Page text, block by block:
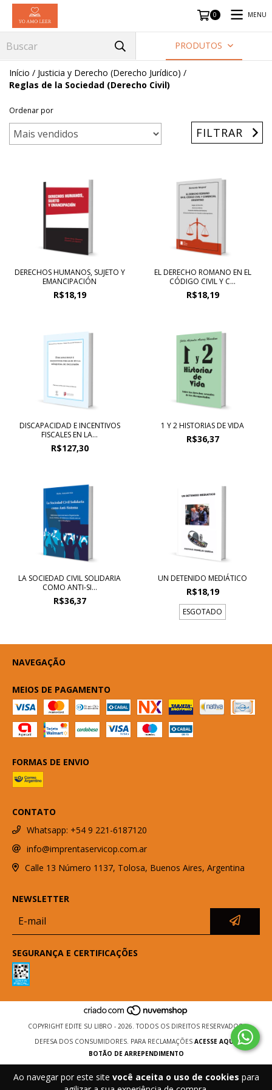
Ao navegar por este site você aceita o uso de cookies para
0 MENU
PRODUTOS
Início / Justicia y Derecho (Derecho Jurídico) /
Reglas de la Sociedad (Derecho Civil)
Ordenar por
FILTRAR
DERECHOS HUMANOS, SUJETO Y
EMANCIPACIÓN
R$18,19
EL DERECHO ROMANO EN EL
CÓDIGO CIVIL Y C...
R$18,19
DISCAPACIDAD E INCENTIVOS
FISCALES EN LA...
R$127,30
1 Y 2 HISTORIAS DE VIDA
R$36,37
LA SOCIEDAD CIVIL SOLIDARIA
COMO ANTI-SI...
R$36,37
UN DETENIDO MEDIÁTICO
R$18,19
ESGOTADO
NAVEGAÇÃO
MEIOS DE PAGAMENTO
FORMAS DE ENVIO
CONTATO
Whatsapp: +54 9 221-6187120
info@imprentaservicop.com.ar
Calle 13 Número 1137, Tolosa, Buenos Aires, Argentina
NEWSLETTER
SEGURANÇA E CERTIFICAÇÕES
COPYRIGHT EDITE SU LIBRO - 2026. TODOS OS DIREITOS RESERVADOS.
DEFESA DOS CONSUMIDORES. PARA RECLAMAÇÕES ACESSE AQUI.
BOTÃO DE ARREPENDIMENTO